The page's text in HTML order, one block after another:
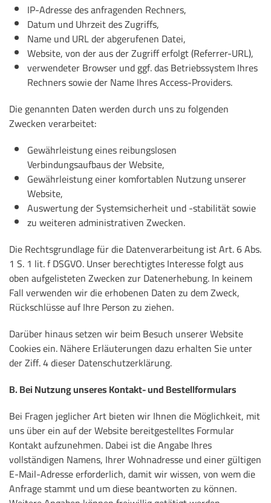
IP-Adresse des anfragenden Rechners,
Datum und Uhrzeit des Zugriffs,
Name und URL der abgerufenen Datei,
Website, von der aus der Zugriff erfolgt (Referrer-URL),
verwendeter Browser und ggf. das Betriebssystem Ihres
Rechners sowie der Name Ihres Access-Providers.
Die genannten Daten werden durch uns zu folgenden
Zwecken verarbeitet:
Gewährleistung eines reibungslosen
Verbindungsaufbaus der Website,
Gewährleistung einer komfortablen Nutzung unserer
Website,
Auswertung der Systemsicherheit und -stabilität sowie
zu weiteren administrativen Zwecken.
Die Rechtsgrundlage für die Datenverarbeitung ist Art. 6 Abs.
1 S. 1 lit. f DSGVO. Unser berechtigtes Interesse folgt aus
oben aufgelisteten Zwecken zur Datenerhebung. In keinem
Fall verwenden wir die erhobenen Daten zu dem Zweck,
Rückschlüsse auf Ihre Person zu ziehen.
Darüber hinaus setzen wir beim Besuch unserer Website
Cookies ein. Nähere Erläuterungen dazu erhalten Sie unter
der Ziff. 4 dieser Datenschutzerklärung.
B. Bei Nutzung unseres Kontakt- und Bestellformulars
Bei Fragen jeglicher Art bieten wir Ihnen die Möglichkeit, mit
uns über ein auf der Website bereitgestelltes Formular
Kontakt aufzunehmen. Dabei ist die Angabe Ihres
vollständigen Namens, Ihrer Wohnadresse und einer gültigen
E-Mail-Adresse erforderlich, damit wir wissen, von wem die
Anfrage stammt und um diese beantworten zu können.